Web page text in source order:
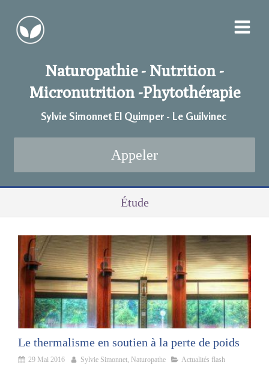
Naturopathie - Nutrition -
Micronutrition -Phytothérapie
Sylvie Simonnet EI Quimper - Le Guilvinec
Appeler
Étude
Le thermalisme en soutien à la perte de poids
29 Mai 2016 Sylvie Simonnet, Naturopathe Actualités flash